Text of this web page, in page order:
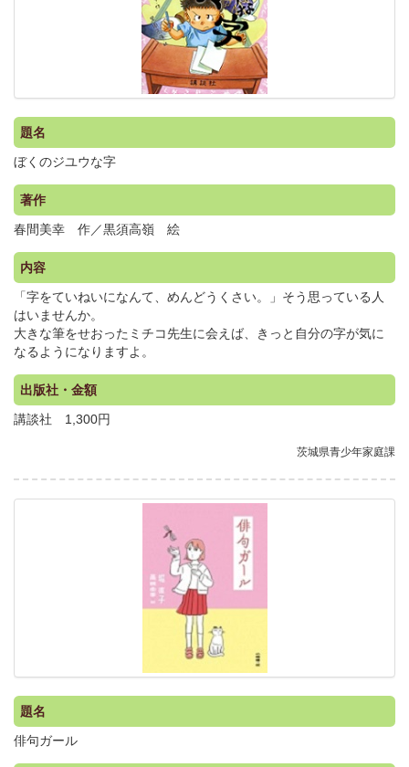
題名
ぼくのジユウな字
著作
春間美幸 作／黒須高嶺 絵
内容
「字をていねいになんて、めんどうくさい。」そう思っている人
はいませんか。
大きな筆をせおったミチコ先生に会えば、きっと自分の字が気に
なるようになりますよ。
出版社・金額
講談社 1,300円
茨城県青少年家庭課
題名
俳句ガール